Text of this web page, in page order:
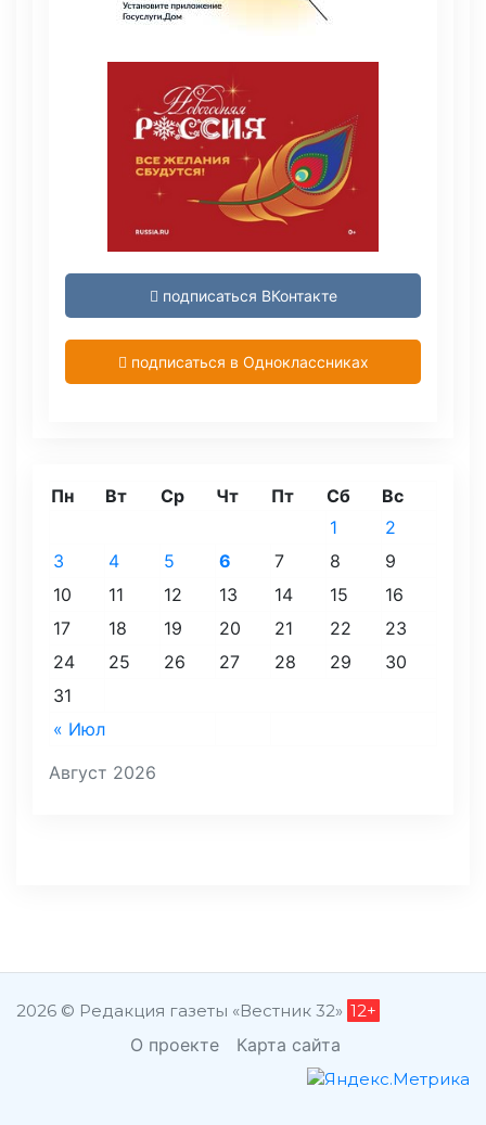
подписаться ВКонтакте
подписаться в Одноклассниках
Август 2026
Пн Вт Ср Чт Пт Сб Вс
« Июл
1
2
3
4 5 6 7 8
9
10
11 12 13 14 15
16
17
18 19 20 21 22
23
24
25 26 27 28 29
30
31
2026 © Редакция газеты «Вестник 32» 12+
О проекте Карта сайта